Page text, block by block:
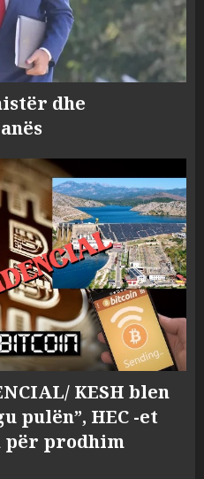
dhe
KESH blen
pulën”, HEC -et
prodhim